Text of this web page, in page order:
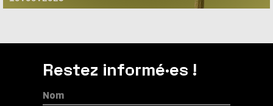
Restez informé·es !